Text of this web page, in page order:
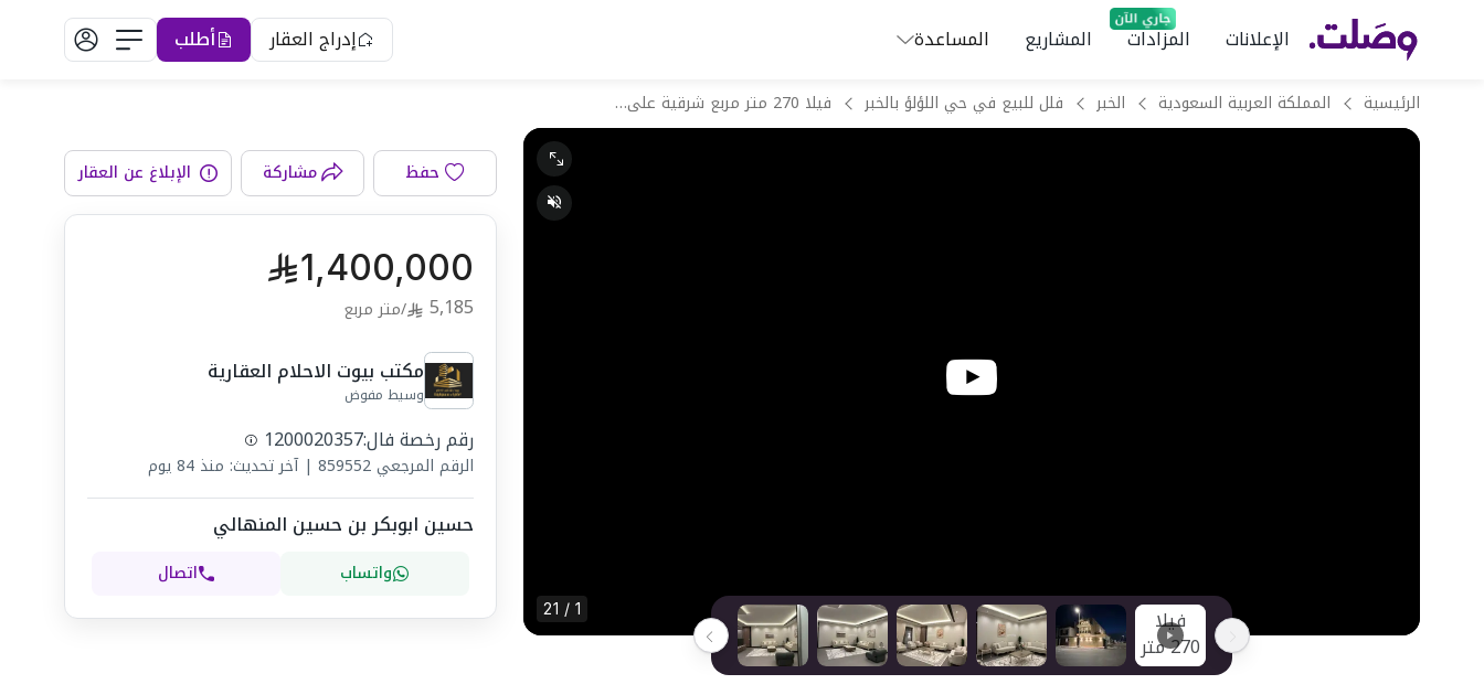
الإعلانات المزادات المشاريع المساعدة إدراج العقار أطلب
الرئيسية المملكة العربية السعودية الخبر فلل للبيع في حي اللؤلؤ بالخبر فيلا 270 متر مربع شرقية على شارع 20م
الواجهة
1 / 21
حفظ مشاركة الإبلاغ عن العقار
1,400,000
5,185
/متر مربع
مكتب بيوت الاحلام العقارية
وسيط مفوض
رقم رخصة فال:1200020357
الرقم المرجعي859552
|آخر تحديث: منذ 84 يوم
حسين ابوبكر بن حسين المنهالي
واتساب اتصال